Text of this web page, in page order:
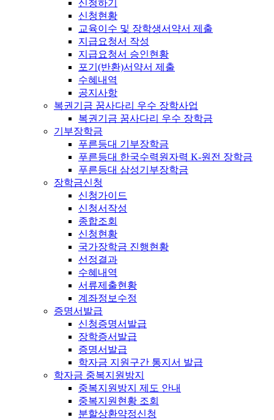
신청하기
신청현황
교육이수 및 장학생서약서 제출
지급요청서 작성
지급요청서 승인현황
포기(반환)서약서 제출
수혜내역
공지사항
복권기금 꿈사다리 우수 장학사업
복권기금 꿈사다리 우수 장학금
기부장학금
푸른등대 기부장학금
푸른등대 한국수력원자력 K-원전 장학금
푸른등대 삼성기부장학금
장학금신청
신청가이드
신청서작성
종합조회
신청현황
국가장학금 진행현황
선정결과
수혜내역
서류제출현황
계좌정보수정
증명서발급
신청증명서발급
장학증서발급
증명서발급
학자금 지원구간 통지서 발급
학자금 중복지원방지
중복지원방지 제도 안내
중복지원현황 조회
분할상환약정신청